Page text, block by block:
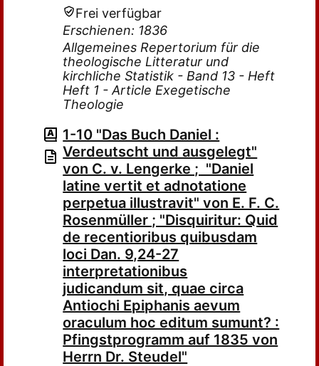
Frei verfügbar
Erschienen: 1836
Allgemeines Repertorium für die
theologische Litteratur und
kirchliche Statistik - Band 13 - Heft
Heft 1 - Article Exegetische
Theologie
1-10 "Das Buch Daniel :
Verdeutscht und ausgelegt"
von C. v. Lengerke ; "Daniel
latine vertit et adnotatione
perpetua illustravit" von E. F. C.
Rosenmüller ; "Disquiritur: Quid
de recentioribus quibusdam
loci Dan. 9,24-27
interpretationibus
judicandum sit, quae circa
Antiochi Epiphanis aevum
oraculum hoc editum sumunt? :
Pfingstprogramm auf 1835 von
Herrn Dr. Steudel"